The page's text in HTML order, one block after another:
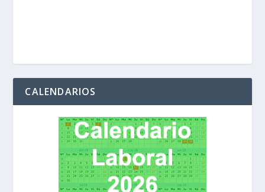
CALENDARIOS